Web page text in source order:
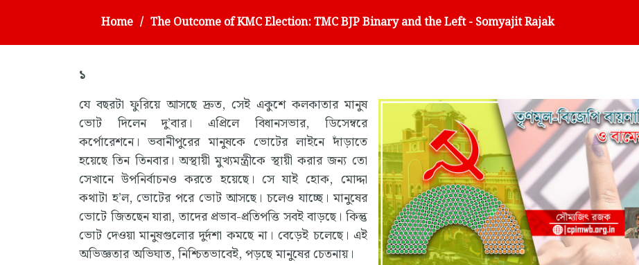
Home The Outcome of KMC Election: TMC BJP Binary and the Left - Somyajit Rajak
১
যে বছরটা ফুরিয়ে আসছে দ্রুত, সেই একুশে কলকাতার মানুষ
ভোট দিলেন দু’বার। এপ্রিলে বিধানসভার, ডিসেম্বরে
কর্পোরেশনে। ভবানীপুরের মানুষকে ভোটের লাইনে দাঁড়াতে
হয়েছে তিন তিনবার। অস্থায়ী মুখ্যমন্ত্রীকে স্থায়ী করার জন্য তো
সেখানে উপনির্বাচনও করতে হয়েছে। সে যাই হোক, মোদ্দা
কথাটা হ’ল, ভোটের পরে ভোট আসছে। চলেও যাচ্ছে। মানুষের
ভোটে জিতছেন যারা, তাদের প্রভাব-প্রতিপত্তি সবই বাড়ছে। কিন্তু
ভোট দেওয়া মানুষগুলোর দুর্দশা কমছে না। বেড়েই চলেছে। এই
অভিজ্ঞতার অভিঘাত, নিশ্চিতভাবেই, পড়ছে মানুষের চেতনায়।